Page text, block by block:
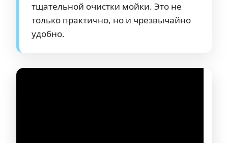
тщательной очистки мойки. Это не
только практично, но и чрезвычайно
удобно.